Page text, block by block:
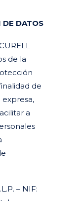
DE DATOS
de la
de
a
– NIF: